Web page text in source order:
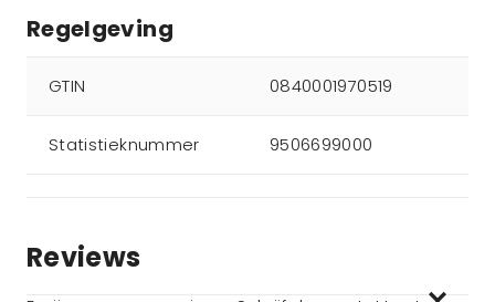
Regelgeving
GTIN 0840001970519
Statistieknummer 9506699000
Reviews